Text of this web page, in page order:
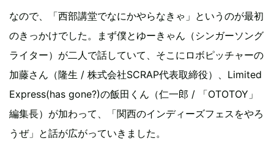
なので、「西部講堂でなにかやらなきゃ」というのが最初
のきっかけでした。まず僕とゆーきゃん（シンガーソング
ライター）が二人で話していて、そこにロボピッチャーの
加藤さん（隆生 / 株式会社SCRAP代表取締役）、Limited
Express(has gone?)の飯田くん（仁一郎 / 「OTOTOY」
編集長）が加わって、「関西のインディーズフェスをやろ
うぜ」と話が広がっていきました。